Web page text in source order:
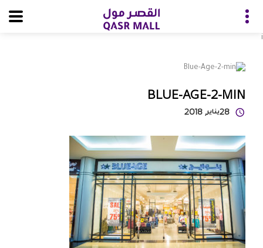
i
BLUE-AGE-2-MIN
28يناير, 2018